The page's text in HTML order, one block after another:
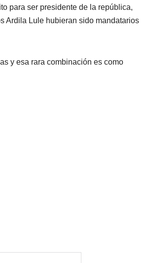
para ser presidente de la república,
Ardila Lule hubieran sido mandatarios
y esa rara combinación es como